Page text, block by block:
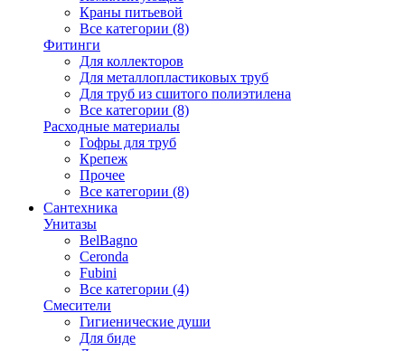
Краны питьевой
Все категории (8)
Фитинги
Для коллекторов
Для металлопластиковых труб
Для труб из сшитого полиэтилена
Все категории (8)
Расходные материалы
Гофры для труб
Крепеж
Прочее
Все категории (8)
Сантехника
Унитазы
BelBagno
Ceronda
Fubini
Все категории (4)
Смесители
Гигиенические души
Для биде